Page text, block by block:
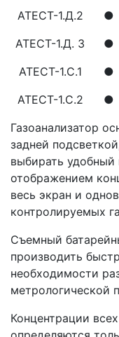
АТЕСТ-1.Д.2
●
АТЕСТ-1.Д. 3
●
АТЕСТ-1.С.1
●
АТЕСТ-1.С.2
●
Газоанализатор
задней
выбирать
отображением
весь экран и
контролируемых
Съемный
производить
необходимости
метрологической
Концентрации